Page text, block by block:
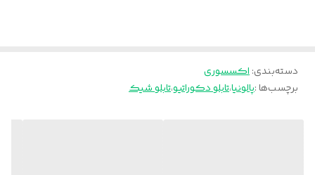
دسته‌بندی:اکسسوری
برچسب‌ها :پالونیا،تابلو دکوراتیو،تابلو شیک